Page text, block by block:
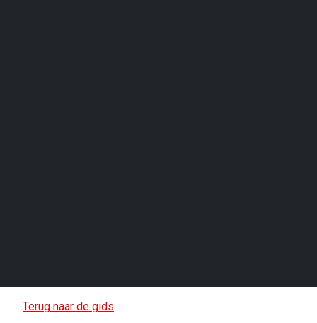
Terug naar de gids